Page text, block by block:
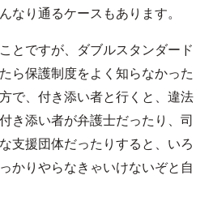
なり通るケースもあります。
とですが、ダブルスタンダード
ら保護制度をよく知らなかった
で、付き添い者と行くと、違法
き添い者が弁護士だったり、司
支援団体だったりすると、いろ
かりやらなきゃいけないぞと自